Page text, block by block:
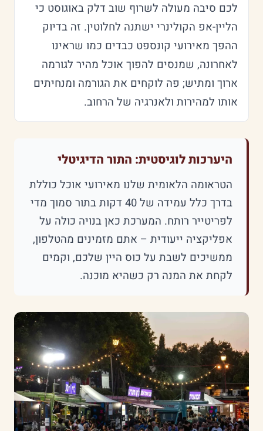
לכם סיבה מעולה לשרוף שוב דלק באוגוסט כי
הליין-אפ הקולינרי ישתנה לחלוטין. זה בדיוק
ההפך מאירועי קונספט כבדים כמו שראינו
לאחרונה, שמנסים להפוך אוכל מהיר לגורמה
ארוך ומתיש; פה לוקחים את הגורמה ומנחיתים
אותו למהירות ולאנרגיה של הרחוב.
היערכות לוגיסטית: התור הדיגיטלי
הטראומה הלאומית שלנו מאירועי אוכל כוללת
בדרך כלל עמידה של 40 דקות בתור סמוך מדי
לפריטייר רותח. המערכת כאן בנויה כולה על
אפליקציה ייעודית – אתם מזמינים מהטלפון,
ממשיכים לשבת על כוס היין שלכם, וקמים
לקחת את המנה רק כשהיא מוכנה.